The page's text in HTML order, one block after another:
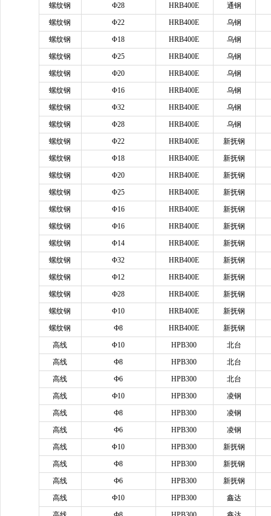
螺纹钢
Ф28 HRB400E
通钢
螺纹钢
Φ22 HRB400E
乌钢
螺纹钢
Φ18 HRB400E
乌钢
螺纹钢
Φ25 HRB400E
乌钢
螺纹钢
Ф20 HRB400E
乌钢
螺纹钢
Φ16 HRB400E
乌钢
螺纹钢
Φ32 HRB400E
乌钢
螺纹钢
Φ28 HRB400E
乌钢
螺纹钢
Φ22 HRB400E
新抚钢
螺纹钢
Φ18 HRB400E
新抚钢
螺纹钢
Φ20 HRB400E
新抚钢
螺纹钢
Φ25 HRB400E
新抚钢
螺纹钢
Φ16 HRB400E
新抚钢
螺纹钢
Ф16 HRB400E
新抚钢
螺纹钢
Φ14 HRB400E
新抚钢
螺纹钢
Φ32 HRB400E
新抚钢
螺纹钢
Ф12 HRB400E
新抚钢
螺纹钢
Ф28 HRB400E
新抚钢
螺纹钢
Φ10 HRB400E
新抚钢
螺纹钢
Ф8 HRB400E
新抚钢
高线
Φ10 HPB300
北台
高线
Ф8 HPB300
北台
高线
Ф6 HPB300
北台
高线
Ф10 HPB300
凌钢
高线
Ф8 HPB300
凌钢
高线
Ф6 HPB300
凌钢
高线
Φ10 HPB300
新抚钢
高线
Ф8 HPB300
新抚钢
高线
Ф6 HPB300
新抚钢
高线
Ф10 HPB300
鑫达